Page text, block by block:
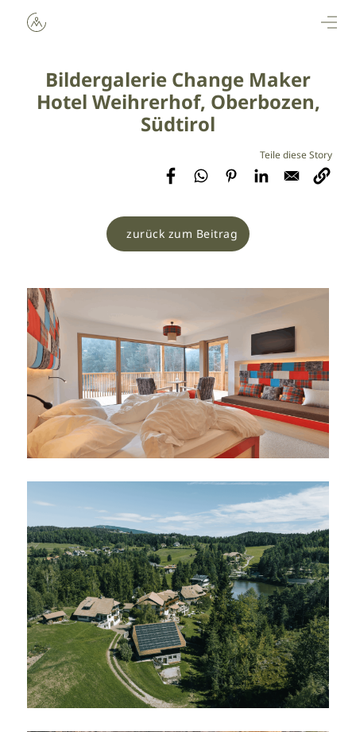
Bildergalerie Change Maker
Hotel Weihrerhof, Oberbozen,
Südtirol
zurück zum Beitrag